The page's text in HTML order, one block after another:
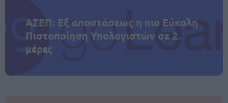
ΑΣΕΠ: Εξ αποστάσεως η πιο Εύκολη
Πιστοποίηση Υπολογιστών σε 2
μέρες